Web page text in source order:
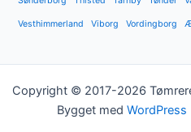
Vesthimmerland Viborg Vordingborg
Copyright © 2017-2026
Bygget med WordPress